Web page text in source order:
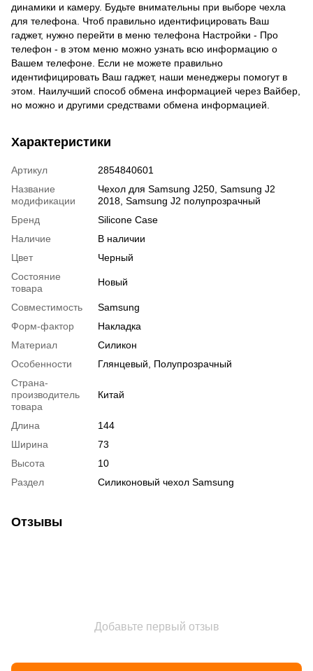
динамики и камеру. Будьте внимательны при выборе чехла
для телефона. Чтоб правильно идентифицировать Ваш
гаджет, нужно перейти в меню телефона Настройки - Про
телефон - в этом меню можно узнать всю информацию о
Вашем телефоне. Если не можете правильно
идентифицировать Ваш гаджет, наши менеджеры помогут в
этом. Наилучший способ обмена информацией через Вайбер,
но можно и другими средствами обмена информацией.
Характеристики
Артикул
2854840601
Название
модификации
Чехол для Samsung J250, Samsung J2
2018, Samsung J2 полупрозрачный
Бренд
Silicone Case
Наличие
В наличии
Цвет
Черный
Состояние
товара
Новый
Совместимость
Samsung
Форм-фактор
Накладка
Материал
Силикон
Особенности
Глянцевый, Полупрозрачный
Страна-
производитель
товара
Китай
Длина
144
Ширина
73
Высота
10
Раздел
Силиконовый чехол Samsung
Отзывы
Добавьте первый отзыв